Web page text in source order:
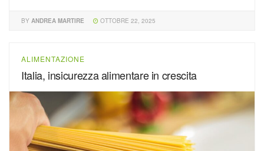
BY ANDREA MARTIRE OTTOBRE 22, 2025
ALIMENTAZIONE
Italia, insicurezza alimentare in crescita